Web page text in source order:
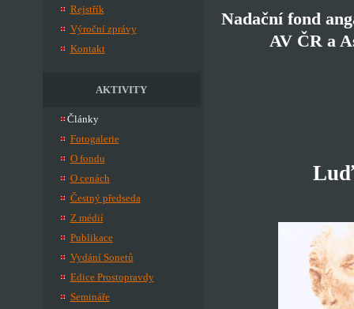
Rejstřík
Výroční zprávy
Kontakt
AKTIVITY
Články
Fotogalerie
O fondu
O cenách
Čestný předseda
Z médií
Publikace
Vydání Sonetů
Edice Prostopravdy
Semináře
Nadační fond
AV ČR a